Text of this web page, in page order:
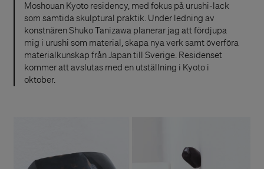
Moshouan Kyoto residency, med fokus på urushi-lack
som samtida skulptural praktik. Under ledning av
konstnären Shuko Tanizawa planerar jag att fördjupa
mig i urushi som material, skapa nya verk samt överföra
materialkunskap från Japan till Sverige. Residenset
kommer att avslutas med en utställning i Kyoto i
oktober.